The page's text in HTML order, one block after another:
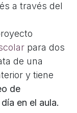
a través del
para dos
de una
y tiene
de
en el aula.